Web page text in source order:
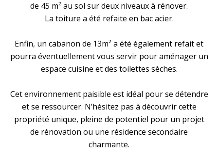
de 45 m² au sol sur deux niveaux à rénover.
La toiture a été refaite en bac acier.
Enfin, un cabanon de 13m² a été également refait et
pourra éventuellement vous servir pour aménager un
espace cuisine et des toilettes sèches.
Cet environnement paisible est idéal pour se détendre
et se ressourcer. N’hésitez pas à découvrir cette
propriété unique, pleine de potentiel pour un projet
de rénovation ou une résidence secondaire
charmante.